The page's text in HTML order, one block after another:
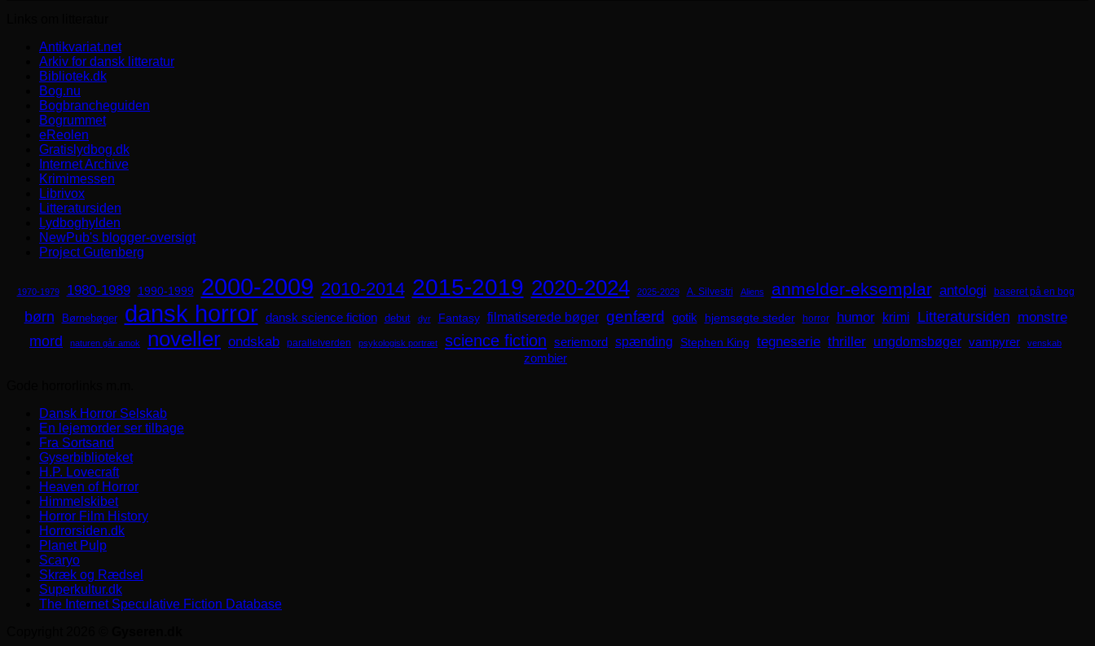
Antikvariat.net
Arkiv for dansk litteratur
Bibliotek.dk
Bog.nu
Bogbrancheguiden
Bogrummet
eReolen
Gratislydbog.dk
Internet Archive
Krimimessen
Librivox
Litteratursiden
Lydboghylden
NewPub's blogger-oversigt
Project Gutenberg
1970-1979 1980-1989 1990-1999 2000-2009 2010-2014 2015-2019 2020-2024 2025-2029 A. Silvestri Aliens anmelder-eksemplar antologi baseret på en bog
børn Børnebøger dansk horror dansk science fiction debut dyr Fantasy filmatiserede bøger genfærd gotik hjemsøgte steder horror humor krimi Litteratursiden monstre
mord naturen går amok noveller ondskab parallelverden psykologisk portræt science fiction seriemord spænding Stephen King tegneserie thriller ungdomsbøger vampyrer venskab
zombier
Dansk Horror Selskab
En lejemorder ser tilbage
Fra Sortsand
Gyserbiblioteket
H.P. Lovecraft
Heaven of Horror
Himmelskibet
Horror Film History
Horrorsiden.dk
Planet Pulp
Scaryo
Skræk og Rædsel
Superkultur.dk
The Internet Speculative Fiction Database